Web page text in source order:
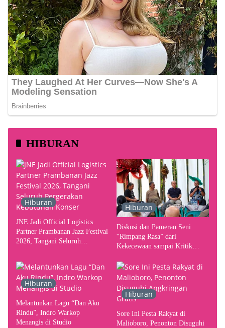
HIBURAN
Hiburan
JNE Jadi Official Logistics
Partner Prambanan Jazz Festival
2026, Tangani Seluruh
Hiburan
Diskusi dan Pameran Seni
“Rimpang Rasa” dari
Kekecewaan sampai Kritik
Pusat Pergerakan Seni Rupa
Indonesia
Hiburan
Melantunkan Lagu “Dan Aku
Rindu”, Indro Warkop
Menangis di Studio
Hiburan
Sore Ini Pesta Rakyat di
Malioboro, Penonton Disuguhi